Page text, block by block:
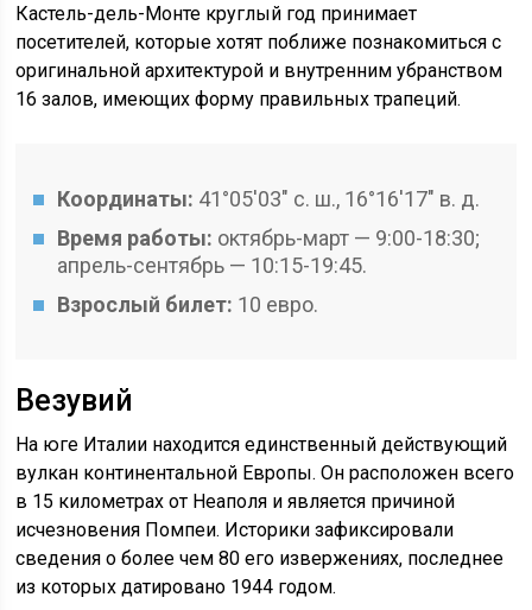
Кастель-дель-Монте круглый год принимает
посетителей, которые хотят поближе познакомиться с
оригинальной архитектурой и внутренним убранством
16 залов, имеющих форму правильных трапеций.
Координаты: 41°05′03″ с. ш., 16°16′17″ в. д.
Время работы: октябрь-март — 9:00-18:30;
апрель-сентябрь — 10:15-19:45.
Взрослый билет: 10 евро.
Везувий
На юге Италии находится единственный действующий
вулкан континентальной Европы. Он расположен всего
в 15 километрах от Неаполя и является причиной
исчезновения Помпеи. Историки зафиксировали
сведения о более чем 80 его извержениях, последнее
из которых датировано 1944 годом.